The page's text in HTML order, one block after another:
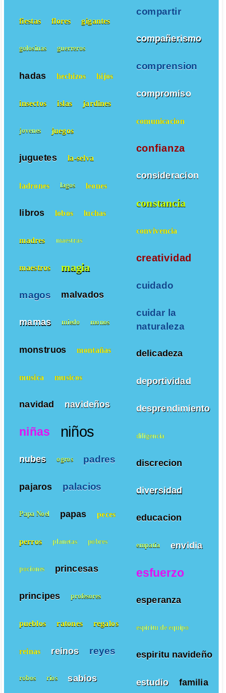
compartir
compañerismo
comprension
compromiso
comunicacion
confianza
consideracion
constancia
convivencia
creatividad
cuidado
cuidar la
naturaleza
delicadeza
deportividad
desprendimiento
diligencia
discrecion
diversidad
educacion
empatía envidia
esfuerzo
esperanza
espiritu de equipo
espiritu navideño
estudio familia
fiestas flores gigantes
golosinas guerreros
hadas hechizos hijos
insectos islas jardines
jovenes juegos
juguetes la-selva
ladrones lagos leones
libros lobos luchas
madres maestras
maestros magia
magos malvados
mamas miedo monos
monstruos montañas
musica musicos
navidad navideños
niñas niños
nubes ogros padres
pajaros palacios
Papa Noel papas peces
perros planetas pobres
pociones princesas
principes profesores
pueblos ratones regalos
reinas reinos reyes
robos ríos sabios